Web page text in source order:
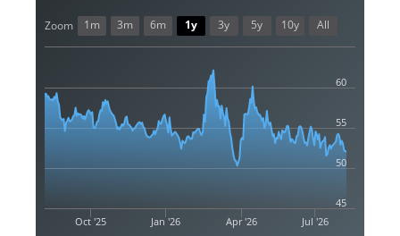
Oct '25 Jan '26 Apr '26 Jul '26
50
55
60
45
Zoom 1m 3m 6m 1y 3y 5y 10y All